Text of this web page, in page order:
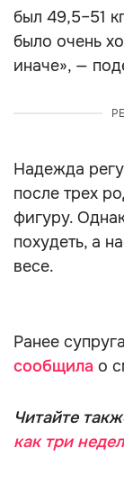
был 49,5–51
было очень
иначе», —
Надежда
после трех
фигуру.
похудеть, а
весе.
Ранее
сообщила о
Читайте
как три